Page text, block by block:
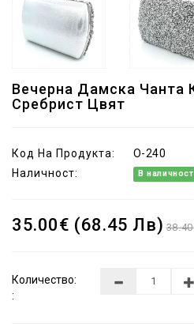
Вечерна Дамска Чанта
Сребрист Цвят
Код На Продукта:
O-240
Наличност:
В наличност
35.00€ (68.45 Лв)
Количество:
: